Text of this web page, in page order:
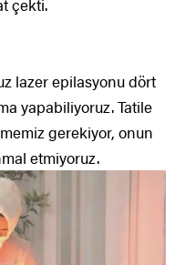
lazer epilasyonu dört
yapabiliyoruz. Tatile
gerekiyor, onun
etmiyoruz.